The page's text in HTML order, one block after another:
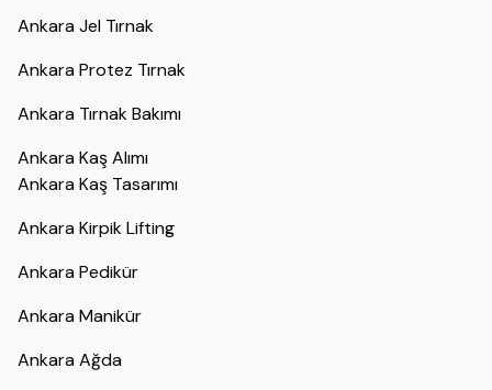
Ankara Jel Tırnak
Ankara Protez Tırnak
Ankara Tırnak Bakımı
Ankara Kaş Alımı
Ankara Kaş Tasarımı
Ankara Kirpik Lifting
Ankara Pedikür
Ankara Manikür
Ankara Ağda